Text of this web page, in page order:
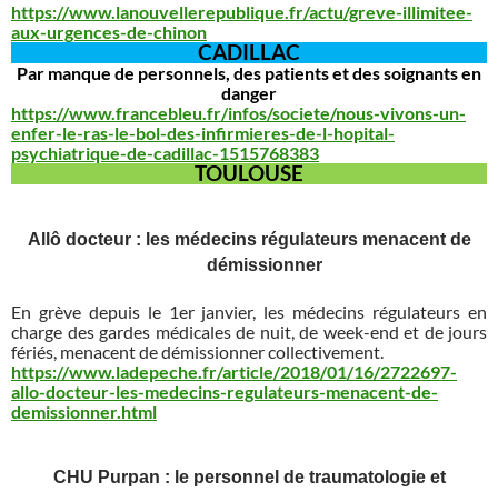
https://www.lanouvellerepublique.fr/actu/greve-illimitee-
aux-urgences-de-chinon
CADILLAC
Par manque de personnels, des patients et des soignants en
danger
https://www.francebleu.fr/infos/societe/nous-vivons-un-
enfer-le-ras-le-bol-des-infirmieres-de-l-hopital-
psychiatrique-de-cadillac-1515768383
TOULOUSE
Allô docteur : les médecins régulateurs menacent de
démissionner
En grève depuis le 1er janvier, les médecins régulateurs en
charge des gardes médicales de nuit, de week-end et de jours
fériés, menacent de démissionner collectivement.
https://www.ladepeche.fr/article/2018/01/16/2722697-
allo-docteur-les-medecins-regulateurs-menacent-de-
demissionner.html
CHU Purpan : le personnel de traumatologie et